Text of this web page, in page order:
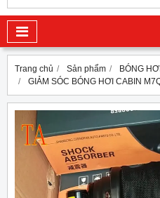
Trang chủ Sản phẩm
BÓNG
GIẢM SÓC BÓNG HƠI CABIN